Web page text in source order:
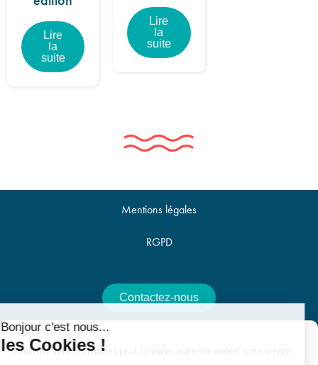
Nous utilisons des cookies pour optimiser notre site web et notre service.
Lire
la
suite
Lire
la
suite
Mentions légales
RGPD
Contactez-nous
Bonjour c'est nous...
les Cookies !